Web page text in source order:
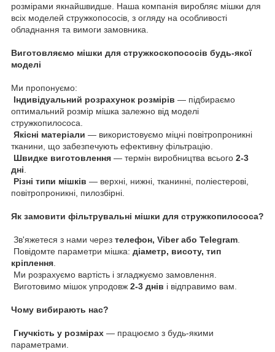
розмірами якнайшвидше. Наша компанія виробляє мішки для
всіх моделей стружкопососів, з огляду на особливості
обладнання та вимоги замовника.
Виготовляємо мішки для стружкоскопососів будь-якої
моделі
Ми пропонуємо:
Індивідуальний розрахунок розмірів — підбираємо
оптимальний розмір мішка залежно від моделі
стружкопилососа.
Якісні матеріали — використовуємо міцні повітропроникні
тканини, що забезпечують ефективну фільтрацію.
Швидке виготовлення — термін виробництва всього 2-3
дні
Різні типи мішків — верхні, нижні, тканинні, поліестерові,
повітропроникні, пилозбірні.
Як замовити фільтрувальні мішки для стружкопилососа?
Зв'яжетеся з нами через телефон, Viber або Telegram
Повідомте параметри мішка: діаметр, висоту, тип
кріплення
Ми розрахуємо вартість і згладжуємо замовлення.
Виготовимо мішок упродовж 2-3 днів і відправимо вам.
Чому вибирають нас?
Гнучкість у розмірах — працюємо з будь-якими
параметрами.